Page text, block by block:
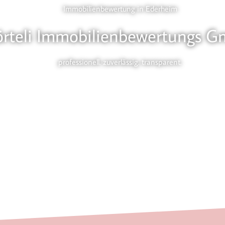
Immobilienbewertung in Ederheim
Immobilienbewertungs
professionell. zuverlässig. transparent.